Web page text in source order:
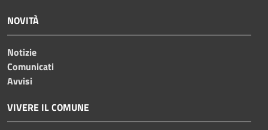
NOVITÀ
Notizie
Comunicati
Avvisi
VIVERE IL COMUNE